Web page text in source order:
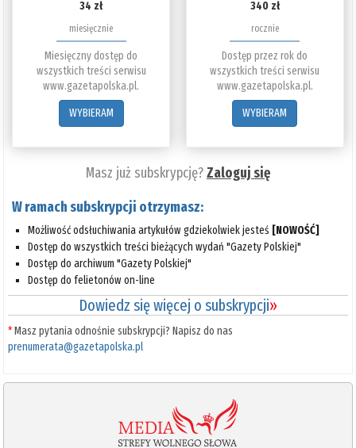
34 zł
miesięcznie
Miesięczny dostęp do
wszystkich treści serwisu
www.gazetapolska.pl.
WYBIERAM
340 zł
rocznie
Dostęp przez rok do
wszystkich treści serwisu
www.gazetapolska.pl.
WYBIERAM
Masz już subskrypcję?Zaloguj się
W ramach subskrypcji otrzymasz:
Możliwość odsłuchiwania artykułów gdziekolwiek jesteś [NOWOŚĆ]
Dostęp do wszystkich treści bieżących wydań "Gazety Polskiej"
Dostęp do archiwum "Gazety Polskiej"
Dostęp do felietonów on-line
Dowiedz się więcej o subskrypcji»
*Masz pytania odnośnie subskrypcji? Napisz do nas
prenumerata@gazetapolska.pl